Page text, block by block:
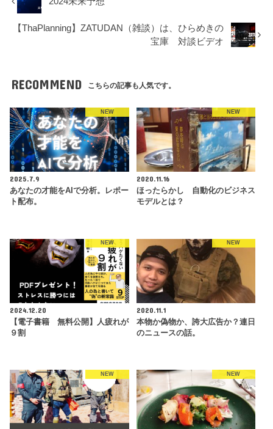
【ThaPlanning】ZATUDAN（雑談）は、ひらめきの
宝庫 対談ビデオ
RECOMMEND こちらの記事も人気です。
NEW
2025.7.9
あなたの才能をAIで分析。レポー
ト配布。
NEW
2020.11.16
ほったらかし 自動化のビジネス
モデルとは？
NEW
2024.12.20
【電子書籍 無料公開】人疲れが
９割
NEW
2020.11.1
本物か偽物か、誇大広告か？連日
のニュースの話。
NEW NEW